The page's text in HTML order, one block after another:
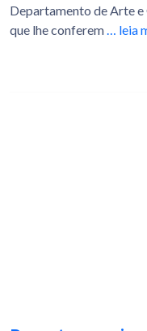
Departamento de Arte e
que lhe conferem… leia